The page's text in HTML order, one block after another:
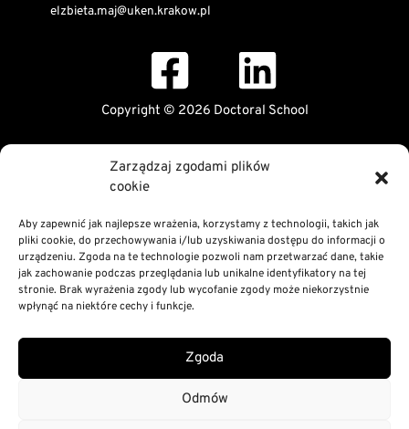
Zarządzaj zgodami plików
cookie
Aby zapewnić jak najlepsze wrażenia, korzystamy z technologii, takich jak
pliki cookie, do przechowywania i/lub uzyskiwania dostępu do informacji o
urządzeniu. Zgoda na te technologie pozwoli nam przetwarzać dane, takie
jak zachowanie podczas przeglądania lub unikalne identyfikatory na tej
stronie. Brak wyrażenia zgody lub wycofanie zgody może niekorzystnie
wpłynąć na niektóre cechy i funkcje.
Zgoda
Odmów
elzbieta.maj@uken.krakow.pl
Copyright © 2026 Doctoral School
Declaration of digital accessibility
RODO Statement